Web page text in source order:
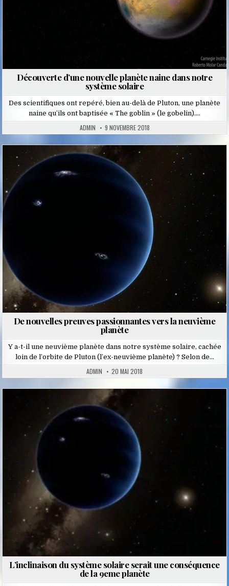
Découverte d’une nouvelle planète naine dans notre
système solaire
Des scientifiques ont repéré, bien au-delà de Pluton, une planète
naine qu’ils ont baptisée « The goblin » (le gobelin)….
ADMIN 9 NOVEMBRE 2018
Posted
De nouvelles preuves passionnantes vers la neuvième
planète
Y a-t-il une neuvième planète dans notre système solaire, cachée
loin de l’orbite de Pluton (l’ex-neuvième planète) ? Selon de…
ADMIN 20 MAI 2018
Posted
L’inclinaison du système solaire serait une conséquence
de la 9eme planète